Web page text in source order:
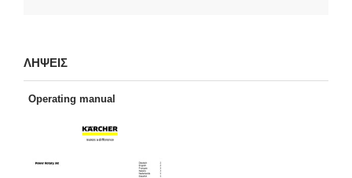
ΛΗΨΕΙΣ
Operating manual